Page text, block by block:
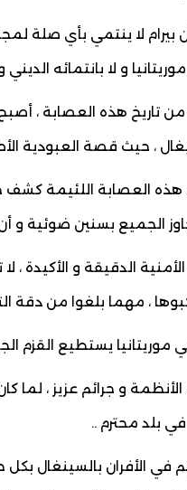
لا ينتمي بأي صلة
و لا بانتمائه
تاريخ هذه العصابة ،
، حيث قصة العبودية
هذه العصابة اللئيمة كشف
الجميع بسنين ضوئية و
الأمنية الدقيقة و الأكيدة
، مهما بلغوا من دقة
موريتانيا يستطيع القزم
الأنظمة و جرائم عزيز ،
بلد محترم ..
الأفران بالسينغال بكل